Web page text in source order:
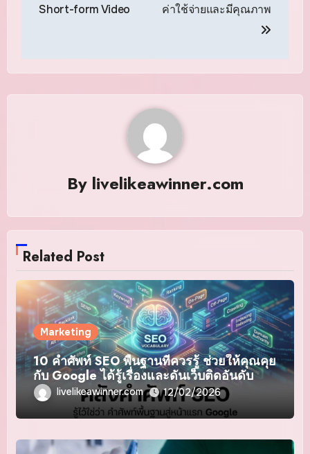
Short-form Video ค่าใช้จ่ายและมีคุณภาพ
By livelikeawinner.com
Related Post
Marketing
10 คำศัพท์ SEO พื้นฐานที่ควรรู้ ช่วยให้คุณคุย
กับ Google ได้รู้เรื่องและดันเว็บติดอันดับ
livelikeawinner.com 12/02/2026